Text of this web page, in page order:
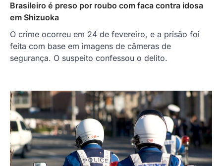
Brasileiro é preso por roubo com faca contra idosa
em Shizuoka
O crime ocorreu em 24 de fevereiro, e a prisão foi
feita com base em imagens de câmeras de
segurança. O suspeito confessou o delito.